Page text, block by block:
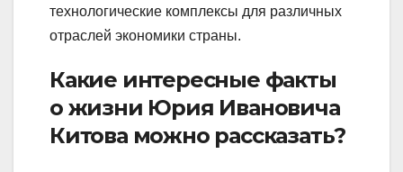
технологические комплексы для различных
отраслей экономики страны.
Какие интересные факты
о жизни Юрия Ивановича
Китова можно рассказать?